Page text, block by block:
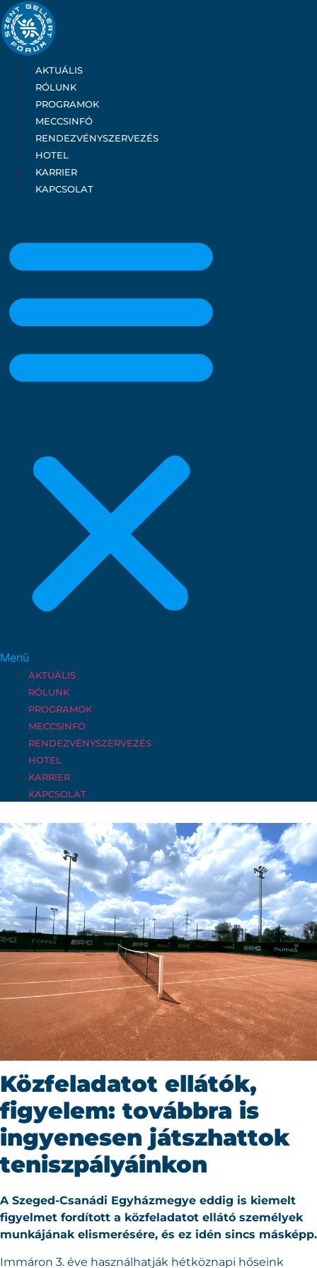
Ugrás
a
tartalomhoz
AKTUÁLIS
RÓLUNK
PROGRAMOK
MECCSINFÓ
RENDEZVÉNYSZERVEZÉS
HOTEL
KARRIER
KAPCSOLAT
Menü
AKTUÁLIS
RÓLUNK
PROGRAMOK
MECCSINFÓ
RENDEZVÉNYSZERVEZÉS
HOTEL
KARRIER
KAPCSOLAT
Közfeladatot ellátók,
figyelem: továbbra is
ingyenesen játszhattok
teniszpályáinkon
A Szeged-Csanádi Egyházmegye eddig is kiemelt
figyelmet fordított a közfeladatot ellátó személyek
munkájának elismerésére, és ez idén sincs másképp.
Immáron 3. éve használhatják hétköznapi hőseink